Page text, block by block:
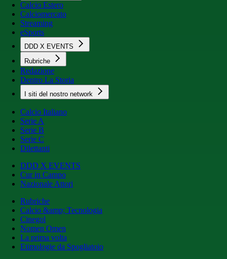
Calcio Estero
Calciomercato
Streaming
eSports
DDD X EVENTS
Rubriche
Redazione
Dentro La Storia
I siti del nostro network
Calcio Italiano
Serie A
Serie B
Serie C
Dilettanti
DDD X EVENTS
Cur in Campo
Nazionale Attori
Rubriche
Calcio &amp; Tecnologia
Cinegol
Nomen Omen
La prima volta
Etimologie da Spogliatoio